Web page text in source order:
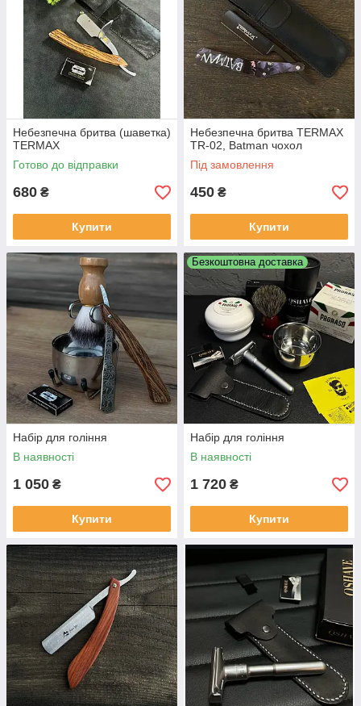
Небезпечна бритва (шаветка)
TERMAX
Готово до відправки
680 ₴
Купити
Небезпечна бритва TERMAX
TR-02, Batman чохол
Під замовлення
450 ₴
Купити
Набір для гоління
В наявності
1 050 ₴
Купити
Безкоштовна доставка
Набір для гоління
В наявності
1 720 ₴
Купити